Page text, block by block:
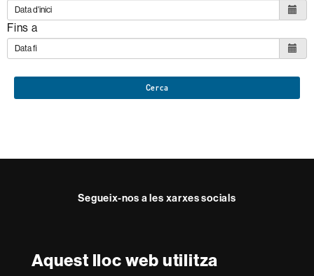
Aquest lloc web utilitza
Fins a
Cerca
Segueix-nos a les xarxes socials
Reconeixement internacional de l'excel·lència